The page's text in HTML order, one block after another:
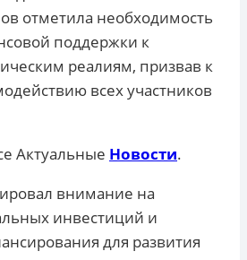
отметила необходимость
поддержки к
реалиям, призвав к
всех участников
Актуальные Новости.
внимание на
инвестиций и
для развития